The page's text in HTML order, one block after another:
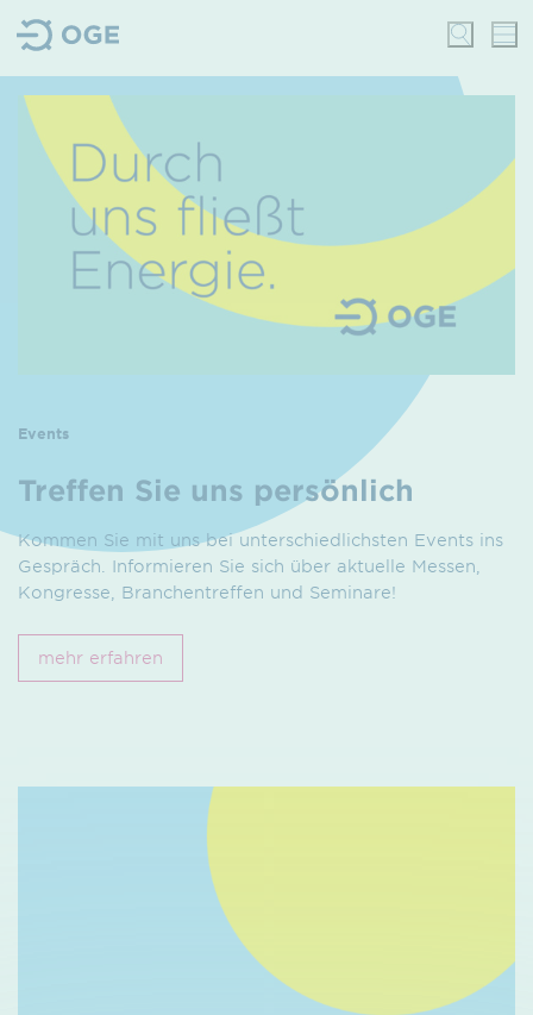
Events
Treffen Sie uns persönlich
Kommen Sie mit uns bei unterschiedlichsten Events ins
Gespräch. Informieren Sie sich über aktuelle Messen,
Kongresse, Branchentreffen und Seminare!
mehr erfahren